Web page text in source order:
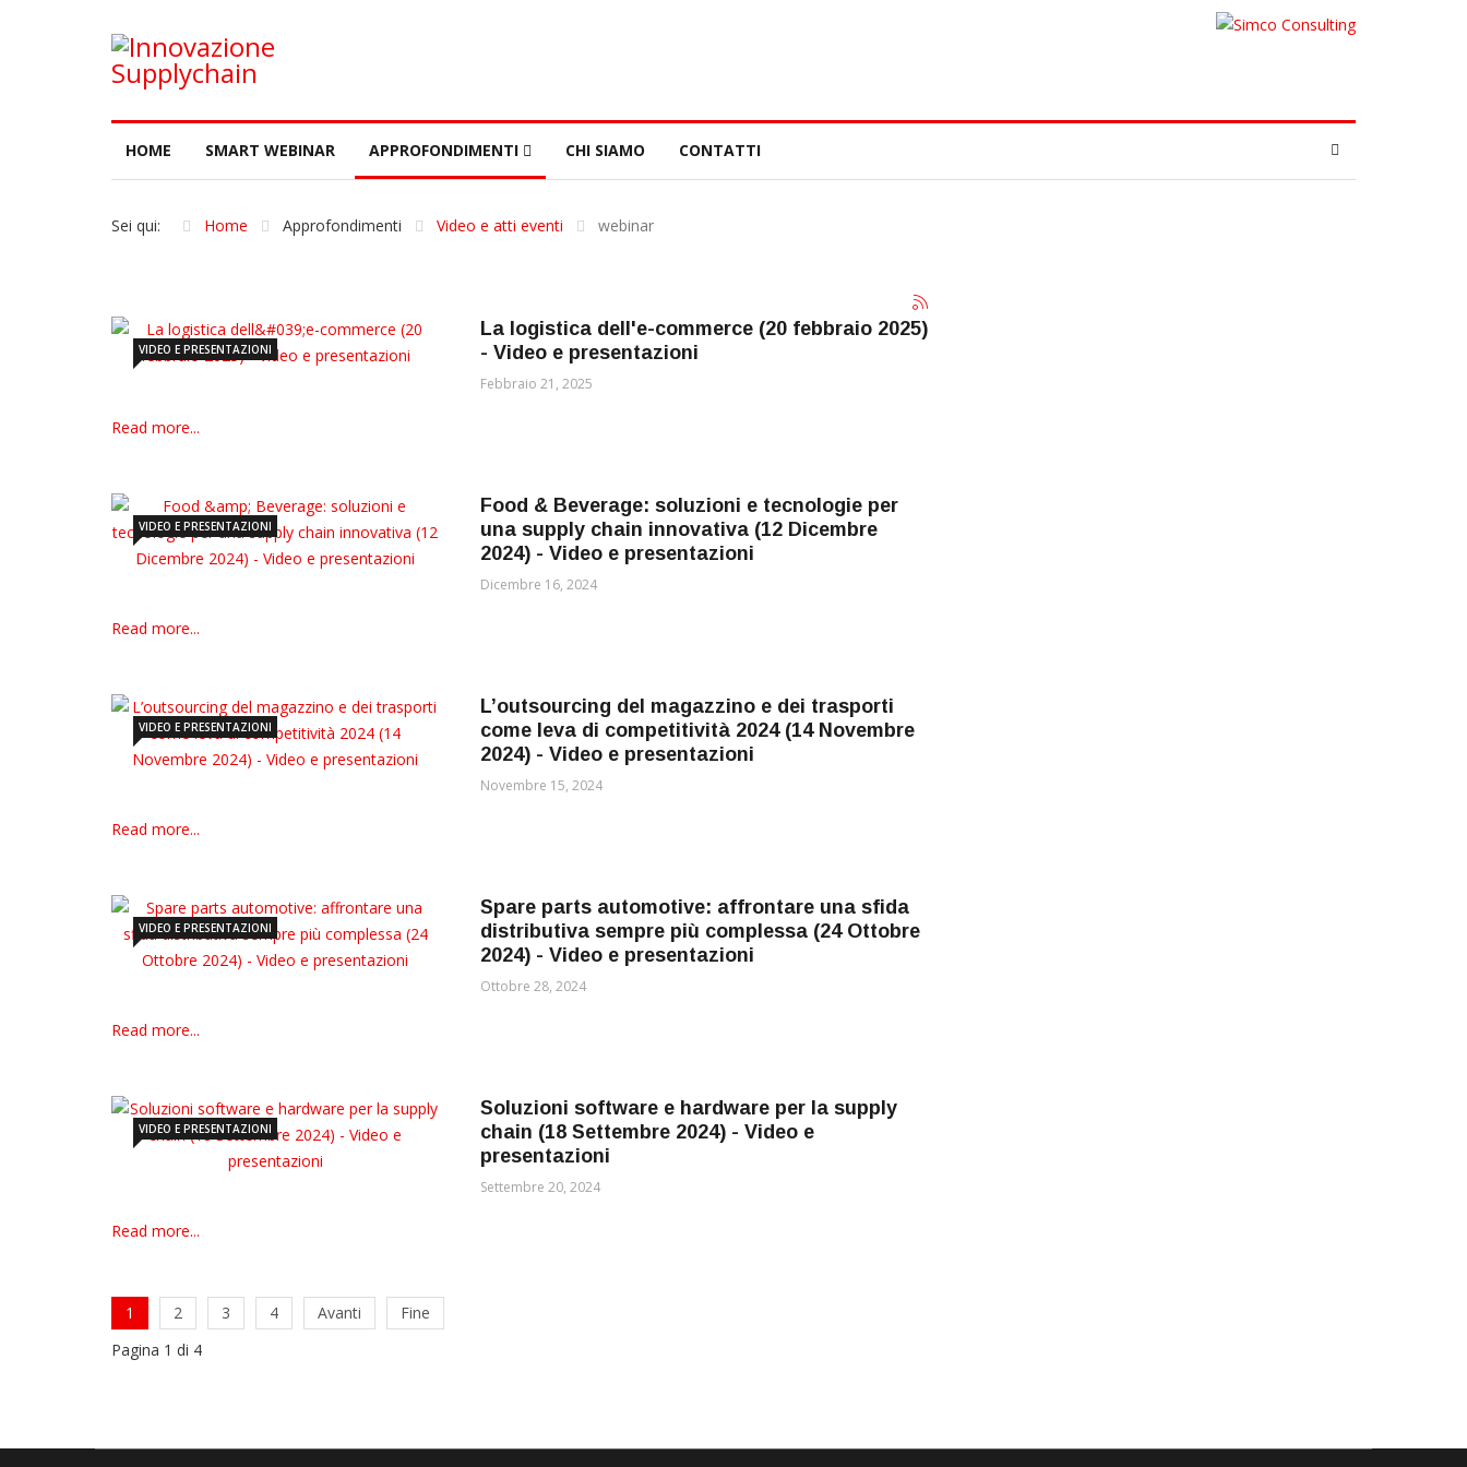
HOME SMART WEBINAR APPROFONDIMENTI CHI SIAMO CONTATTI
Sei qui: Home Approfondimenti Video e atti eventi webinar
VIDEO E PRESENTAZIONI
La logistica dell'e-commerce (20 febbraio 2025)
- Video e presentazioni
Febbraio 21, 2025
Read more...
VIDEO E PRESENTAZIONI
Food & Beverage: soluzioni e tecnologie per
una supply chain innovativa (12 Dicembre
2024) - Video e presentazioni
Dicembre 16, 2024
Read more...
VIDEO E PRESENTAZIONI
L’outsourcing del magazzino e dei trasporti
come leva di competitività 2024 (14 Novembre
2024) - Video e presentazioni
Novembre 15, 2024
Read more...
VIDEO E PRESENTAZIONI
Spare parts automotive: affrontare una sfida
distributiva sempre più complessa (24 Ottobre
2024) - Video e presentazioni
Ottobre 28, 2024
Read more...
VIDEO E PRESENTAZIONI
Soluzioni software e hardware per la supply
chain (18 Settembre 2024) - Video e
presentazioni
Settembre 20, 2024
Read more...
1 2 3 4 Avanti
Fine
Pagina 1 di 4